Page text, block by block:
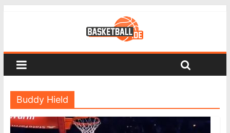
Buddy Hield